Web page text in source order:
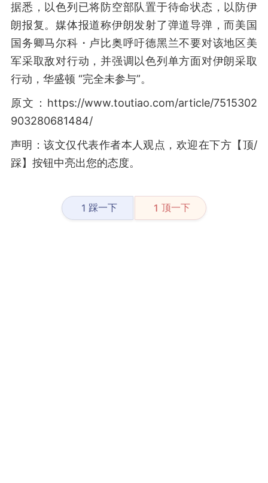
据悉，以色列已将防空部队置于待命状态，以防伊
朗报复。媒体报道称伊朗发射了弹道导弹，而美国
国务卿马尔科・卢比奥呼吁德黑兰不要对该地区美
军采取敌对行动，并强调以色列单方面对伊朗采取
行动，华盛顿 “完全未参与”。
原文：https://www.toutiao.com/article/7515302
903280681484/
声明：该文仅代表作者本人观点，欢迎在下方【顶/
踩】按钮中亮出您的态度。
1 踩一下 1 顶一下